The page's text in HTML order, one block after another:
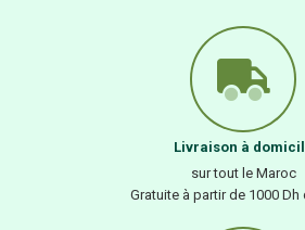
Livraison à
sur tout le Maroc
Gratuite à partir de 1000 Dh